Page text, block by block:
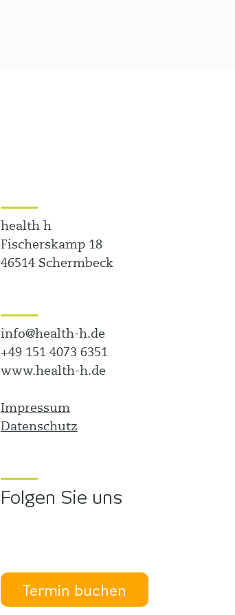
info@health-h.de
+49 151 4073 6351
www.health-h.de
Impressum
Datenschutz
Folgen Sie uns
health h
Fischerskamp 18
46514 Schermbeck
Termin buchen